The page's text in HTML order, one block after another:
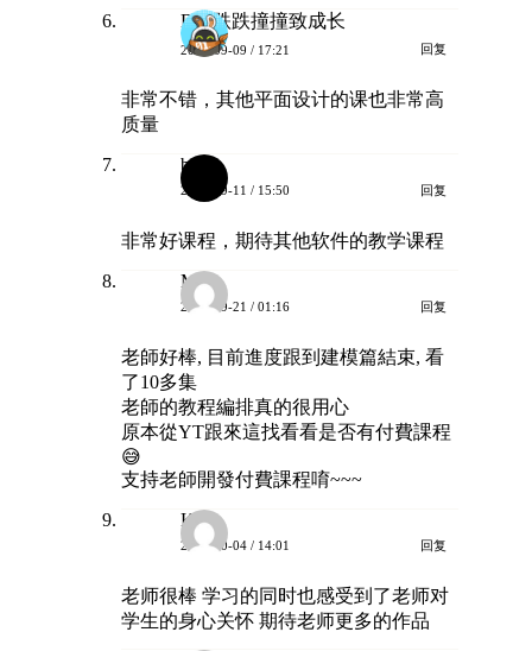
B站跌跌撞撞致成长
2023-09-09 / 17:21 回复
非常不错，其他平面设计的课也非常高
质量
b.c.
2023-09-11 / 15:50 回复
非常好课程，期待其他软件的教学课程
Matt
2023-09-21 / 01:16 回复
老師好棒, 目前進度跟到建模篇結束, 看
了10多集
老師的教程編排真的很用心
原本從YT跟來這找看看是否有付費課程
😅
支持老師開發付費課程唷~~~
KK
2023-10-04 / 14:01 回复
老师很棒 学习的同时也感受到了老师对
学生的身心关怀 期待老师更多的作品